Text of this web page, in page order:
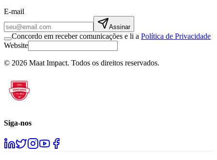
E-mail
Assinar
Concordo em receber comunicações e li a Política de Privacidade
Website
© 2026 Maat Impact. Todos os direitos reservados.
Siga-nos